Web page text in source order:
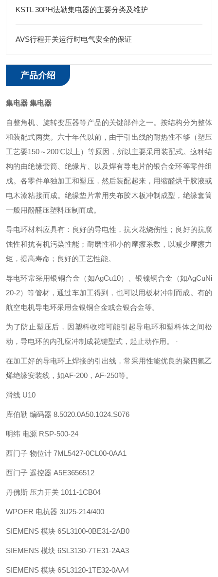
KSTL 30PH法勒集电器的主要分类及维护
AVS行程开关运行时电气安全的保证
产品介绍
集电器 集电器
自整角机、旋转变压器等产品的关键部件之一。按结构分为整体
和装配式两类。六十年代以前，由于引出线的耐热性不够（塑压
工艺要150～200℃以上）等原因，所以主要采用装配式。这种结
构的由绝缘套筒、绝缘片、以及焊有导电片的银合金环等零件组
成。各零件单独加工和塑压，然后装配起来，用缩醛烘干胶液或
电木漆粘接而成。绝缘垫片常用夹布胶木板冲制成型，绝缘套筒
一般用酚醛压塑料压制而成。
导电环材料应具有：良好的导电性，抗火花烧伤性；良好的抗腐
蚀性和抗有机污染性能；耐磨性和小的摩擦系数，以减少摩擦力
矩，提高寿命；良好的工艺性能。
导电环常采用银铜合金（如AgCu10）、银镍铜合金（如AgCuNi
20-2）等管材，通过车加工得到，也可以用板材冲制而成。有的
航空电机导电环采用金银铜合金或金银合金等。
为了防止塑压后，因塑料收缩可能引起导电环和塑料体之间松
动，导电环的内孔应冲制成花键型式，起止动作用。 ·
在加工好的导电环上焊接的引出线，常采用性能优良的聚四氟乙
烯绝缘安装线，如AF-200，AF-250等。
滑线 U10
库伯勒 编码器 8.5020.0A50.1024.S076
明纬 电源 RSP-500-24
西门子 物位计 7ML5427-0CL00-0AA1
西门子 遥控器 A5E3656512
丹佛斯 压力开关 1011-1CB04
WPOER 电抗器 3U25-214/400
SIEMENS 模块 6SL3100-0BE31-2AB0
SIEMENS 模块 6SL3130-7TE31-2AA3
SIEMENS 模块 6SL3120-1TE32-0AA4